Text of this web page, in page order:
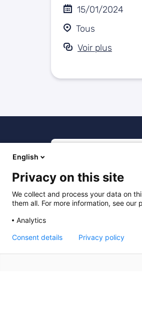
15/01/2024
Tous
Voir plus
© Copyright 2026
English
Privacy on this site
We collect and process your data on
them all. For more information, see our
Analytics
Consent details Privacy policy